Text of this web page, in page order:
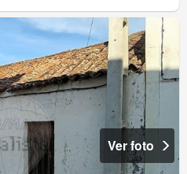
Ver foto